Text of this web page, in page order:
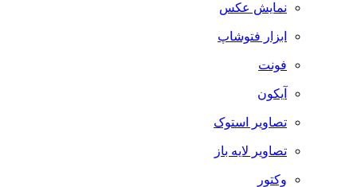
نمایش عکس
ابزار فتوشاپ
فونت
آیکون
تصاویر استوک
تصاویر لایه باز
وکتور